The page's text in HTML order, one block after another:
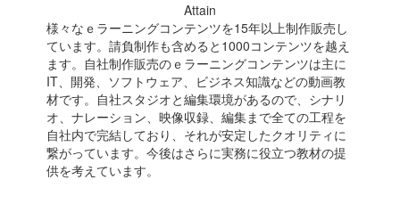
Attain
様々なｅラーニングコンテンツを15年以上制作販売し
ています。請負制作も含めると1000コンテンツを越え
ます。自社制作販売のｅラーニングコンテンツは主に
IT、開発、ソフトウェア、ビジネス知識などの動画教
材です。自社スタジオと編集環境があるので、シナリ
オ、ナレーション、映像収録、編集まで全ての工程を
自社内で完結しており、それが安定したクオリティに
繋がっています。今後はさらに実務に役立つ教材の提
供を考えています。